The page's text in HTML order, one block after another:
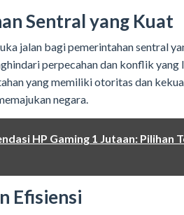
Sentral yang Kuat
jalan bagi pemerintahan sentral
perpecahan dan konflik yang
yang memiliki otoritas dan
negara.
HP Gaming 1 Jutaan: Pilihan
Efisiensi